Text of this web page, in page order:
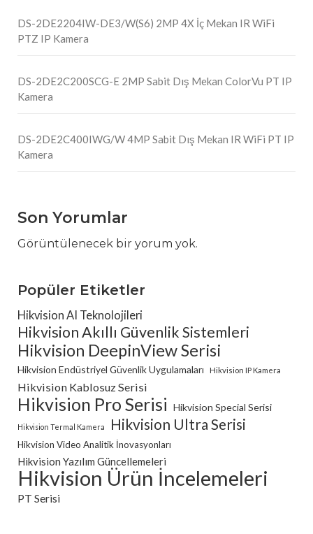
DS-2DE2204IW-DE3/W(S6) 2MP 4X İç Mekan IR WiFi
PTZ IP Kamera
DS-2DE2C200SCG-E 2MP Sabit Dış Mekan ColorVu PT IP
Kamera
DS-2DE2C400IWG/W 4MP Sabit Dış Mekan IR WiFi PT IP
Kamera
Son Yorumlar
Görüntülenecek bir yorum yok.
Popüler Etiketler
Hikvision AI Teknolojileri
Hikvision Akıllı Güvenlik Sistemleri
Hikvision DeepinView Serisi
Hikvision Endüstriyel Güvenlik Uygulamaları Hikvision IP Kamera
Hikvision Kablosuz Serisi
Hikvision Pro Serisi Hikvision Special Serisi
Hikvision Termal Kamera Hikvision Ultra Serisi
Hikvision Video Analitik İnovasyonları
Hikvision Yazılım Güncellemeleri
Hikvision Ürün İncelemeleri
PT Serisi